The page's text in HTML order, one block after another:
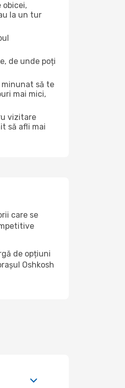
la un tur
de unde poți
să te
mai mici,
vizitare
să afli mai
care se
de opțiuni
Oshkosh